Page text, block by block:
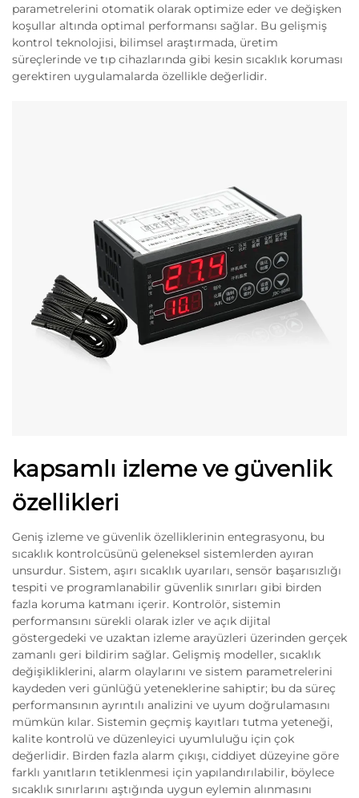
parametrelerini otomatik olarak optimize eder ve değişken
koşullar altında optimal performansı sağlar. Bu gelişmiş
kontrol teknolojisi, bilimsel araştırmada, üretim
süreçlerinde ve tıp cihazlarında gibi kesin sıcaklık koruması
gerektiren uygulamalarda özellikle değerlidir.
kapsamlı izleme ve güvenlik
özellikleri
Geniş izleme ve güvenlik özelliklerinin entegrasyonu, bu
sıcaklık kontrolcüsünü geleneksel sistemlerden ayıran
unsurdur. Sistem, aşırı sıcaklık uyarıları, sensör başarısızlığı
tespiti ve programlanabilir güvenlik sınırları gibi birden
fazla koruma katmanı içerir. Kontrolör, sistemin
performansını sürekli olarak izler ve açık dijital
göstergedeki ve uzaktan izleme arayüzleri üzerinden gerçek
zamanlı geri bildirim sağlar. Gelişmiş modeller, sıcaklık
değişikliklerini, alarm olaylarını ve sistem parametrelerini
kaydeden veri günlüğü yeteneklerine sahiptir; bu da süreç
performansının ayrıntılı analizini ve uyum doğrulamasını
mümkün kılar. Sistemin geçmiş kayıtları tutma yeteneği,
kalite kontrolü ve düzenleyici uyumluluğu için çok
değerlidir. Birden fazla alarm çıkışı, ciddiyet düzeyine göre
farklı yanıtların tetiklenmesi için yapılandırılabilir, böylece
sıcaklık sınırlarını aştığında uygun eylemin alınmasını